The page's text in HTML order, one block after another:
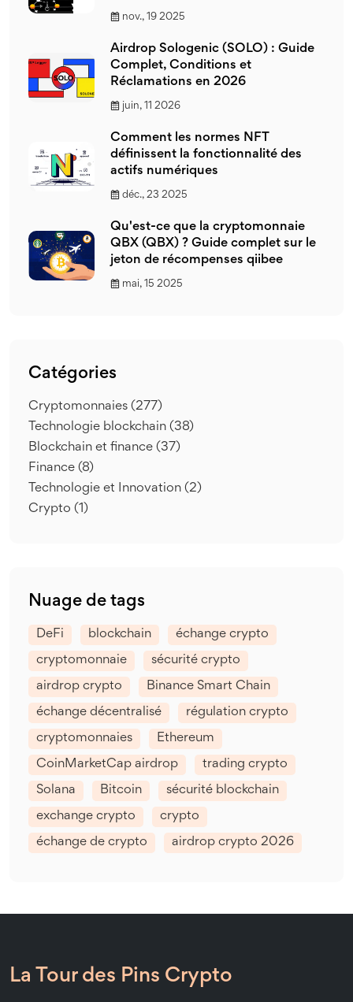
nov., 19 2025
Airdrop Sologenic (SOLO) : Guide
Complet, Conditions et
Réclamations en 2026
juin, 11 2026
Comment les normes NFT
définissent la fonctionnalité des
actifs numériques
déc., 23 2025
Qu'est-ce que la cryptomonnaie
QBX (QBX) ? Guide complet sur le
jeton de récompenses qiibee
mai, 15 2025
Catégories
Cryptomonnaies (277)
Technologie blockchain (38)
Blockchain et finance (37)
Finance (8)
Technologie et Innovation (2)
Crypto (1)
Nuage de tags
DeFi blockchain échange crypto
cryptomonnaie sécurité crypto
airdrop crypto Binance Smart Chain
échange décentralisé régulation crypto
cryptomonnaies Ethereum
CoinMarketCap airdrop trading crypto
Solana Bitcoin sécurité blockchain
exchange crypto crypto
échange de crypto airdrop crypto 2026
La Tour des Pins Crypto